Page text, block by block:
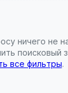
ничего не
поисковый
все фильтры.